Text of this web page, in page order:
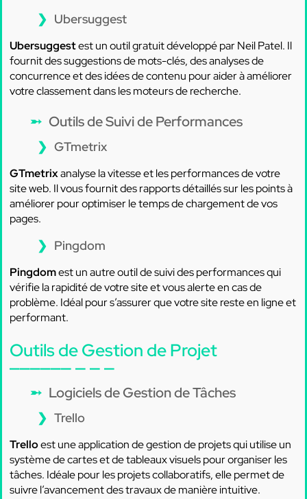
Ubersuggest
Ubersuggestest un outil gratuit développé par Neil Patel. Il
fournit des suggestions de mots-clés, des analyses de
concurrence et des idées de contenu pour aider à améliorer
votre classement dans les moteurs de recherche.
Outils de Suivi de Performances
GTmetrix
GTmetrixanalyse la vitesse et les performances de votre
site web. Il vous fournit des rapports détaillés sur les points à
améliorer pour optimiser le temps de chargement de vos
pages.
Pingdom
Pingdomest un autre outil de suivi des performances qui
vérifie la rapidité de votre site et vous alerte en cas de
problème. Idéal pour s’assurer que votre site reste en ligne et
performant.
Outils de Gestion de Projet
Logiciels de Gestion de Tâches
Trello
Trelloest une application de gestion de projets qui utilise un
système de cartes et de tableaux visuels pour organiser les
tâches. Idéale pour les projets collaboratifs, elle permet de
suivre l’avancement des travaux de manière intuitive.